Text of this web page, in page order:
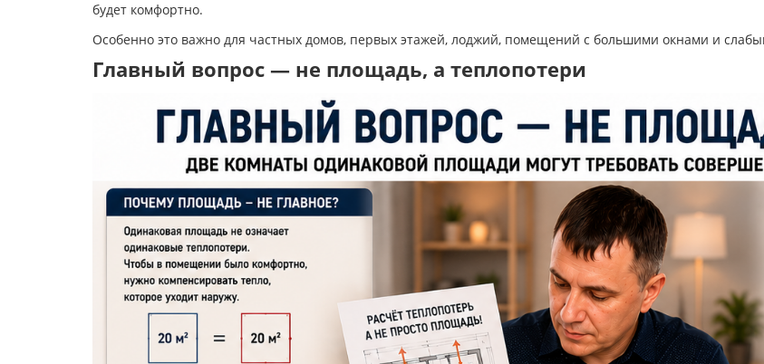
будет комфортно.
Особенно это важно для частных домов, первых этажей, лоджий, помещений с большими окнами и
Главный вопрос — не площадь, а теплопотери